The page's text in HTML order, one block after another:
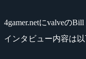
4gamer.netにvalveの
インタビュー内容は